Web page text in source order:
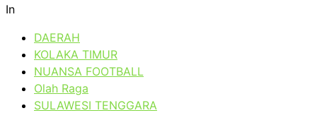
In
DAERAH
KOLAKA TIMUR
NUANSA FOOTBALL
Olah Raga
SULAWESI TENGGARA